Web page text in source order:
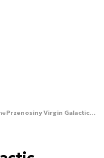
Przenosiny Virgin Galactic. Turystyczne loty coraz bliżej